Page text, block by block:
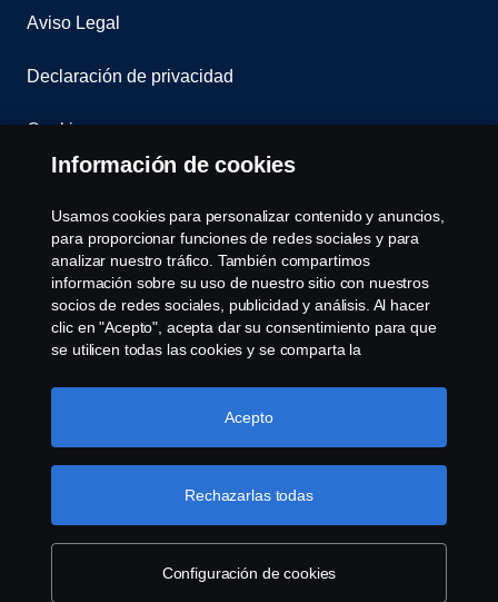
Aviso Legal
Declaración de privacidad
Cookies
Sistema de Denuncias
Configuración de cookies
reservados. Scania Argentina S.A.U. - Piedrabuena
5400, Grand Bourg, CP (1615) Buenos Aires,
Argentina. Tel. (54) 03327 45 1000
Información de cookies
Usamos cookies para personalizar contenido y anuncios,
para proporcionar funciones de redes sociales y para
analizar nuestro tráfico. También compartimos
información sobre su uso de nuestro sitio con nuestros
socios de redes sociales, publicidad y análisis. Al hacer
clic en "Acepto", acepta dar su consentimiento para que
se utilicen todas las cookies y se comparta la
haciendo clic en "Configuración de cookies" y
seleccionando las categorías que desea aceptar. Para
Más información sobre su privacidad
Configuración de cookies
Rechazarlas todas
Acepto